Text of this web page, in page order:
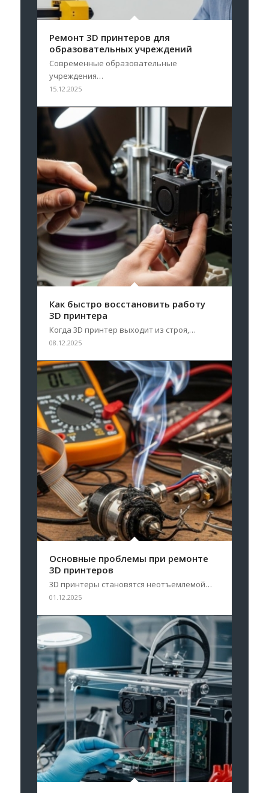
Ремонт 3D принтеров для
образовательных учреждений
Современные образовательные
учреждения…
15.12.2025
Как быстро восстановить работу
3D принтера
Когда 3D принтер выходит из строя,…
08.12.2025
Основные проблемы при ремонте
3D принтеров
3D принтеры становятся неотъемлемой…
01.12.2025